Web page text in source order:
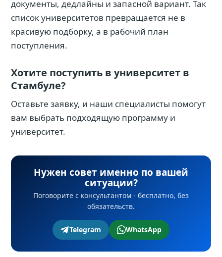
документы, дедлайны и запасной вариант. Так
список университетов превращается не в
красивую подборку, а в рабочий план
поступления.
Хотите поступить в университет в
Стамбуле?
Оставьте заявку, и наши специалисты помогут
вам выбрать подходящую программу и
университет.
Нужен совет именно по вашей
ситуации?
Поговорите с консультантом - бесплатно, без
обязательств.
Telegram WhatsApp